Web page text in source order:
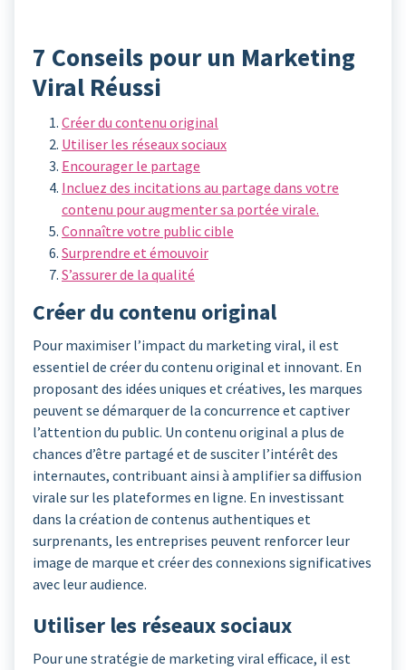
7 Conseils pour un Marketing
Viral Réussi
Créer du contenu original
Utiliser les réseaux sociaux
Encourager le partage
Incluez des incitations au partage dans votre
contenu pour augmenter sa portée virale.
Connaître votre public cible
Surprendre et émouvoir
S’assurer de la qualité
Créer du contenu original
Pour maximiser l’impact du marketing viral, il est
essentiel de créer du contenu original et innovant. En
proposant des idées uniques et créatives, les marques
peuvent se démarquer de la concurrence et captiver
l’attention du public. Un contenu original a plus de
chances d’être partagé et de susciter l’intérêt des
internautes, contribuant ainsi à amplifier sa diffusion
virale sur les plateformes en ligne. En investissant
dans la création de contenus authentiques et
surprenants, les entreprises peuvent renforcer leur
image de marque et créer des connexions significatives
avec leur audience.
Utiliser les réseaux sociaux
Pour une stratégie de marketing viral efficace, il est